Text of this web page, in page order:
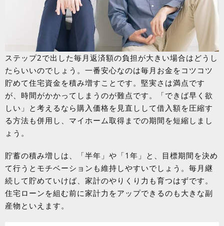
ステップ2で出した毎月返済額の負担が大きい場合はどうし
たらいいのでしょう。一番安心なのは毎月お金をコツコツ
貯めて住宅資金を積み増すことです。堅実さは満点です
が、時間がかかってしまうのが難点です。「できば早く欲
しい」と考えるなら購入価格を見直しして借入額を圧縮す
る方法も併用し、マイホーム取得までの期間を短縮しまし
ょう。
貯蓄の積み増しは、「半年」や「1年」と、目標期間を決め
て行うとモチベーションも維持しやすいでしょう。毎月継
続して貯めていけば、家計のやりくり力も育つはずです。
住宅ローンを組む前に家計力をアップできるのも大きな副
産物といえます。